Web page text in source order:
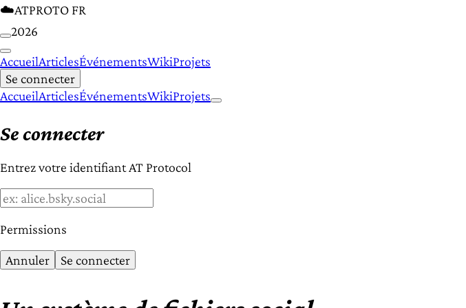
☁️ATPROTO FR
2026
AccueilArticlesÉvénementsWikiProjets
Se connecter
AccueilArticlesÉvénementsWikiProjets
Se connecter
Entrez votre identifiant AT Protocol
Permissions
Annuler Se connecter